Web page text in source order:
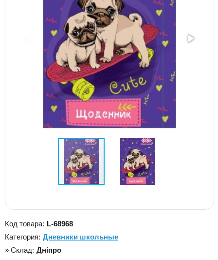
Код товара: L-68968
Категория: Дневники школьные
» Склад: Дніпро